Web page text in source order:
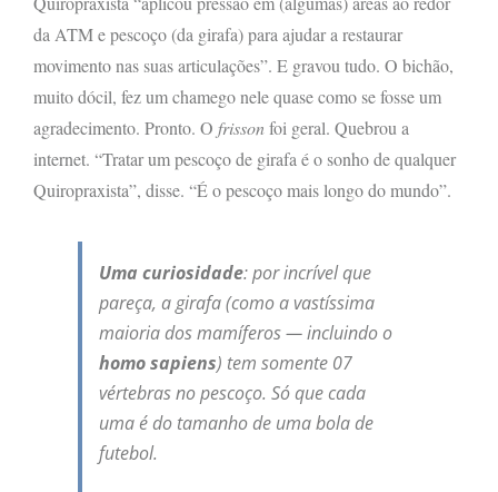
da ATM e pescoço (da girafa) para ajudar a restaurar
movimento nas suas articulações”. E gravou tudo. O bichão,
muito dócil, fez um chamego nele quase como se fosse um
agradecimento. Pronto. O frissonfoi geral. Quebrou a
internet. “Tratar um pescoço de girafa é o sonho de qualquer
Quiropraxista”, disse. “É o pescoço mais longo do mundo”.
Uma curiosidade: por incrível que
pareça, a girafa (como a vastíssima
maioria dos mamíferos — incluindo o
homo sapiens) tem somente 07
vértebras no pescoço. Só que cada
uma é do tamanho de uma bola de
futebol.